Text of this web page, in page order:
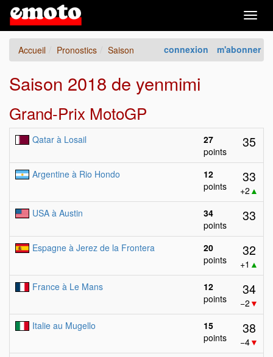
connexion m'abonner
Accueil Pronostics Saison
Saison 2018 de yenmimi
Grand-Prix MotoGP
Qatar à Losail
27
points
35
Argentine à Rio Hondo
12
points
33
+2 ▲
USA à Austin
34
points
33
Espagne à Jerez de la Frontera
20
points
32
+1 ▲
France à Le Mans
12
points
34
−2 ▼
Italie au Mugello
15
points
38
−4▼